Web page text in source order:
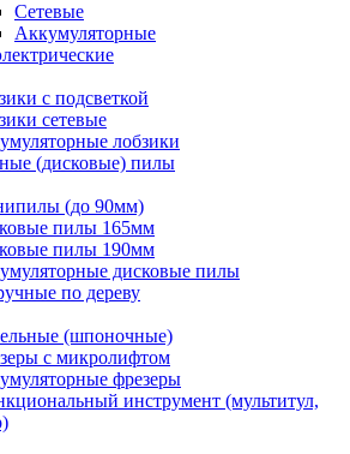
Сетевые
Аккумуляторные
с подсветкой
сетевые
лобзики
(дисковые) пилы
(до 90мм)
пилы 165мм
пилы 190мм
дисковые пилы
по дереву
(шпоночные)
с микролифтом
фрезеры
инструмент (мультитул,